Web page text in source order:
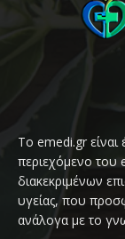
Το emedi.gr
περιεχόμενο του
διακεκριμένων
υγείας, που
ανάλογα με το